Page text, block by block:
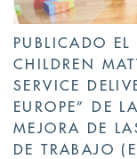
PUBLICADO
CHILDREN
SERVICE
EUROPE” DE
MEJORA DE
DE TRABAJO